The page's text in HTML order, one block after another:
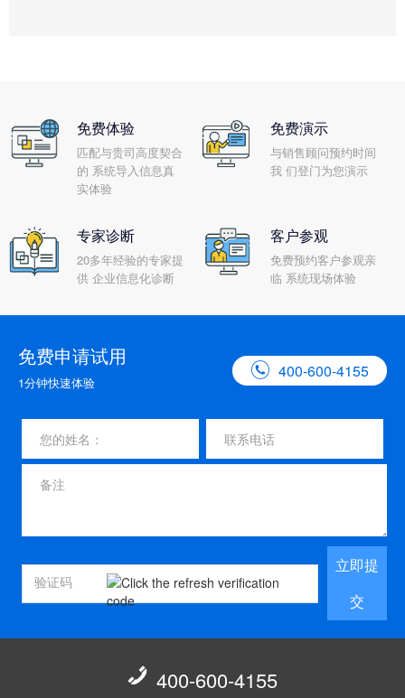
免费体验
匹配与贵司高度契合
的 系统导入信息真
实体验
免费演示
与销售顾问预约时间
我 们登门为您演示
专家诊断
20多年经验的专家提
供 企业信息化诊断
客户参观
免费预约客户参观亲
临 系统现场体验
免费申请试用
1分钟快速体验
 400-600-4155
立即提
交
 400-600-4155